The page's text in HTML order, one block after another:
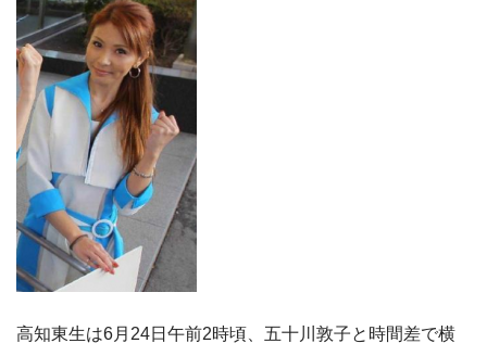
高知東生は6月24日午前2時頃、五十川敦子と時間差で横